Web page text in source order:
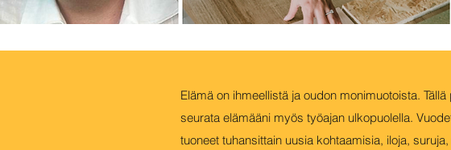
MARKUS AHO
Elämä on ihmeellistä ja oudon monimuotoista.
seurata elämääni myös työajan ulkopuolella.
tuoneet tuhansittain uusia kohtaamisia, iloja,